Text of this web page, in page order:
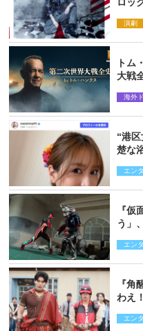
ロッ
演劇
トム
大戦
海外
“港
楚な
エン
『仮
う」
エン
『
わえ
エン